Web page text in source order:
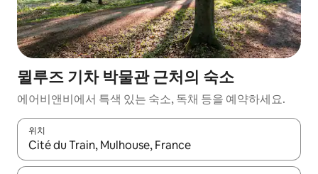
뮐루즈 기차 박물관 근처의 숙소
에어비앤비에서 특색 있는 숙소, 독채 등을 예약하세요.
위치
결과가 나오면 위·아래 화살표 키를 사용하거나 터치 또는 스와이